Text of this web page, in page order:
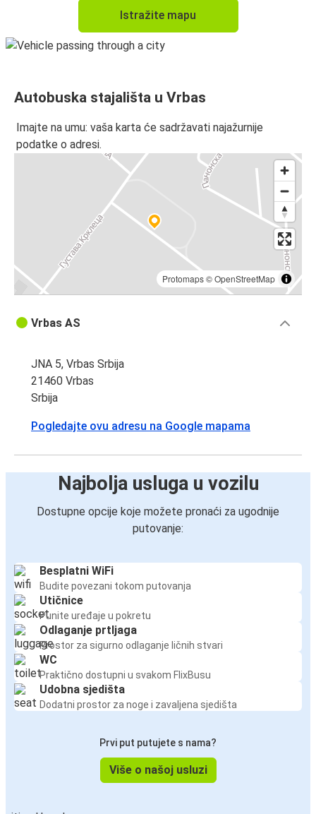
Istražite mapu
Autobuska stajališta u Vrbas
Imajte na umu: vaša karta će sadržavati najažurnije
podatke o adresi.
Protomaps©OpenStreetMap
Vrbas AS
JNA 5, Vrbas Srbija
21460 Vrbas
Srbija
Pogledajte ovu adresu na Google mapama
Najbolja usluga u vozilu
Dostupne opcije koje možete pronaći za ugodnije
putovanje:
Besplatni WiFi
Budite povezani tokom putovanja
Utičnice
Punite uređaje u pokretu
Odlaganje prtljaga
Prostor za sigurno odlaganje ličnih stvari
WC
Praktično dostupni u svakom FlixBusu
Udobna sjedišta
Dodatni prostor za noge i zavaljena sjedišta
Prvi put putujete s nama?
Više o našoj usluzi